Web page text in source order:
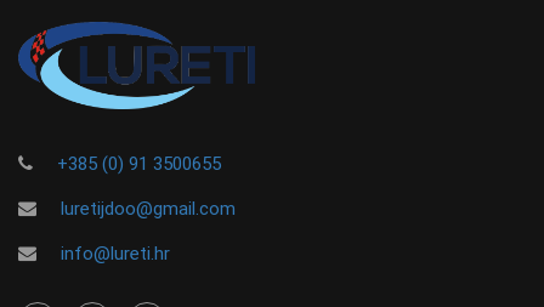
+385 (0) 91 3500655
luretijdoo@gmail.com
info@lureti.hr